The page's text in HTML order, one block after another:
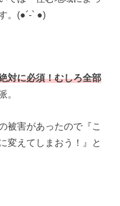
。(●︎´-` ●︎)
対に必須！むしろ全部
。
被害があったので『こ
変えてしまおう！』と